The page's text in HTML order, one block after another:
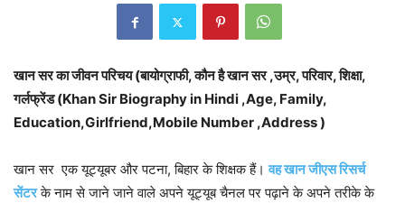
खान सर का जीवन परिचय (बायोग्राफी, कौन है खान सर ,उम्र, परिवार, शिक्षा,
गर्लफ्रेंड (Khan Sir Biography in Hindi ,Age, Family,
Education,Girlfriend,Mobile Number ,Address )
खान सर एक यूट्यूबर और पटना, बिहार के शिक्षक हैं।वह खान जीएस रिसर्च
सेंटरके नाम से जाने जाने वाले अपने यूट्यूब चैनल पर पढ़ाने के अपने तरीके के